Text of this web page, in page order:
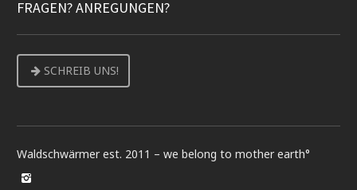
FRAGEN? ANREGUNGEN?
SCHREIB UNS!
Waldschwärmer est. 2011 – we belong to mother earth°